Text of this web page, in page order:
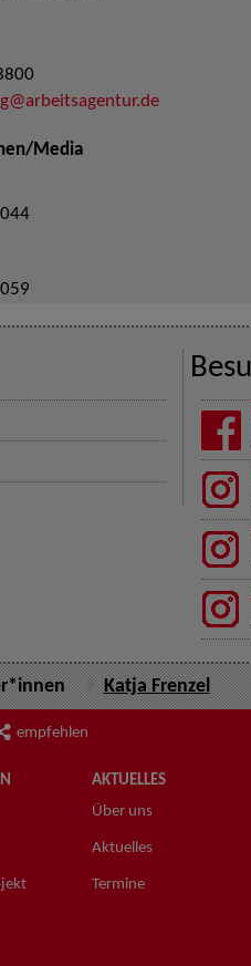
Media
Katja Frenzel
empfehlen
AKTUELLES
Über uns
Aktuelles
Termine